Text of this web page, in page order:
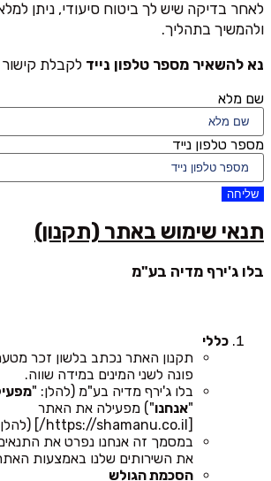
לאחר בדיקה שיש לך ביטוח סיעודי, ניתן
ולהמשיך בתהליך.
נא להשאיר מספר טלפון נייד לקבלת
שם מלא
מספר טלפון נייד
שליחה
תנאי שימוש באתר (תקנון)
בלו ג'ירף מדיה בע"מ
כללי
תקנון האתר נכתב בלשון זכר
פונה לשני המינים במידה שווה.
בלו ג'ירף מדיה בע"מ (להלן: "
"אנחנו") מפעילה את האתר
[https://shamanu.co.il/] (להלן: "
במסמך זה אנחנו נפרט את
את השירותים שלנו באמצעות
הסכמת הגולש